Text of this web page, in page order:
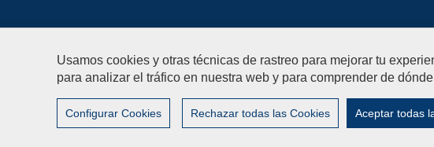
Usamos cookies y otras técnicas de rastreo para mejorar tu
para analizar el tráfico en nuestra web y para comprender de
Configurar Cookies Rechazar todas las Cookies Aceptar todas
© 2018 Universidad Pablo de Olavide - Facultad de Ciencias Sociales
| Configurar cookies